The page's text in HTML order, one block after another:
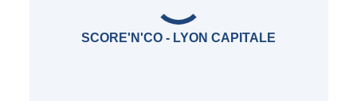
SCORE'N'CO - LYON CAPITALE